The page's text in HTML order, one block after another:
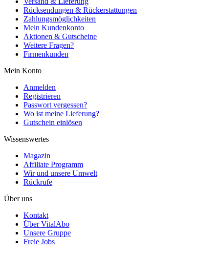
Rücksendungen & Rückerstattungen
Zahlungsmöglichkeiten
Mein Kundenkonto
Aktionen & Gutscheine
Weitere Fragen?
Firmenkunden
Mein Konto
Anmelden
Registrieren
Passwort vergessen?
Wo ist meine Lieferung?
Gutschein einlösen
Wissenswertes
Magazin
Affiliate Programm
Wir und unsere Umwelt
Rückrufe
Über uns
Kontakt
Über VitalAbo
Unsere Gruppe
Freie Jobs